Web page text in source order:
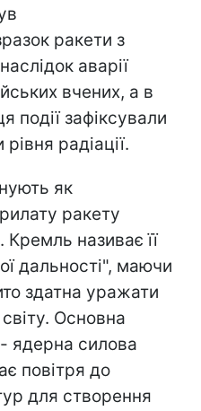
ракети з
аварії
вчених, а в
події зафіксували
радіації.
як
ракету
Кремль називає її
дальності", маючи
здатна уражати
світу. Основна
ядерна силова
повітря до
для створення